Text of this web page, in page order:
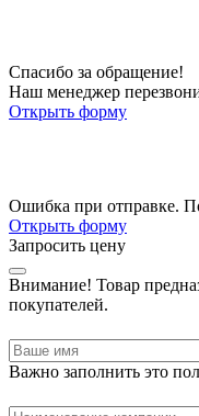
Спасибо за обращение!
Наш менеджер
Открыть форму
Ошибка при отправке.
Открыть форму
Запросить цену
Внимание! Товар
покупателей.
Важно заполнить это